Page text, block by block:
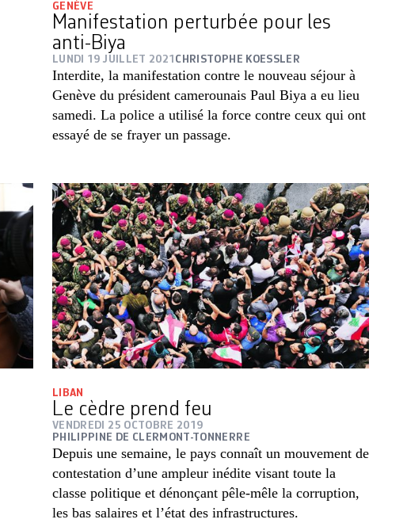
GENÈVE
Manifestation perturbée pour les
anti-Biya
LUNDI 19 JUILLET 2021 CHRISTOPHE KOESSLER
Interdite, la manifestation contre le nouveau séjour à
Genève du président camerounais Paul Biya a eu lieu
samedi. La police a utilisé la force contre ceux qui ont
essayé de se frayer un passage.
LIBAN
Le cèdre prend feu
VENDREDI 25 OCTOBRE 2019
PHILIPPINE DE CLERMONT-TONNERRE
Depuis une semaine, le pays connaît un mouvement de
contestation d’une ampleur inédite visant toute la
classe politique et dénonçant pêle-mêle la corruption,
les bas salaires et l’état des infrastructures.